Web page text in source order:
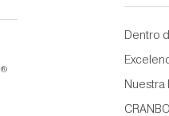
®
Dentro
Nuestra